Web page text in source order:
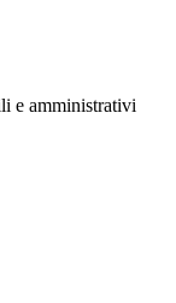
e amministrativi